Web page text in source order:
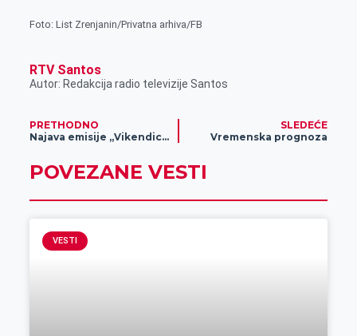
Foto: List Zrenjanin/Privatna arhiva/FB
RTV Santos
Autor: Redakcija radio televizije Santos
PRETHODNO
Najava emisije „Vikendica“
SLEDEĆE
Vremenska prognoza
POVEZANE VESTI
VESTI